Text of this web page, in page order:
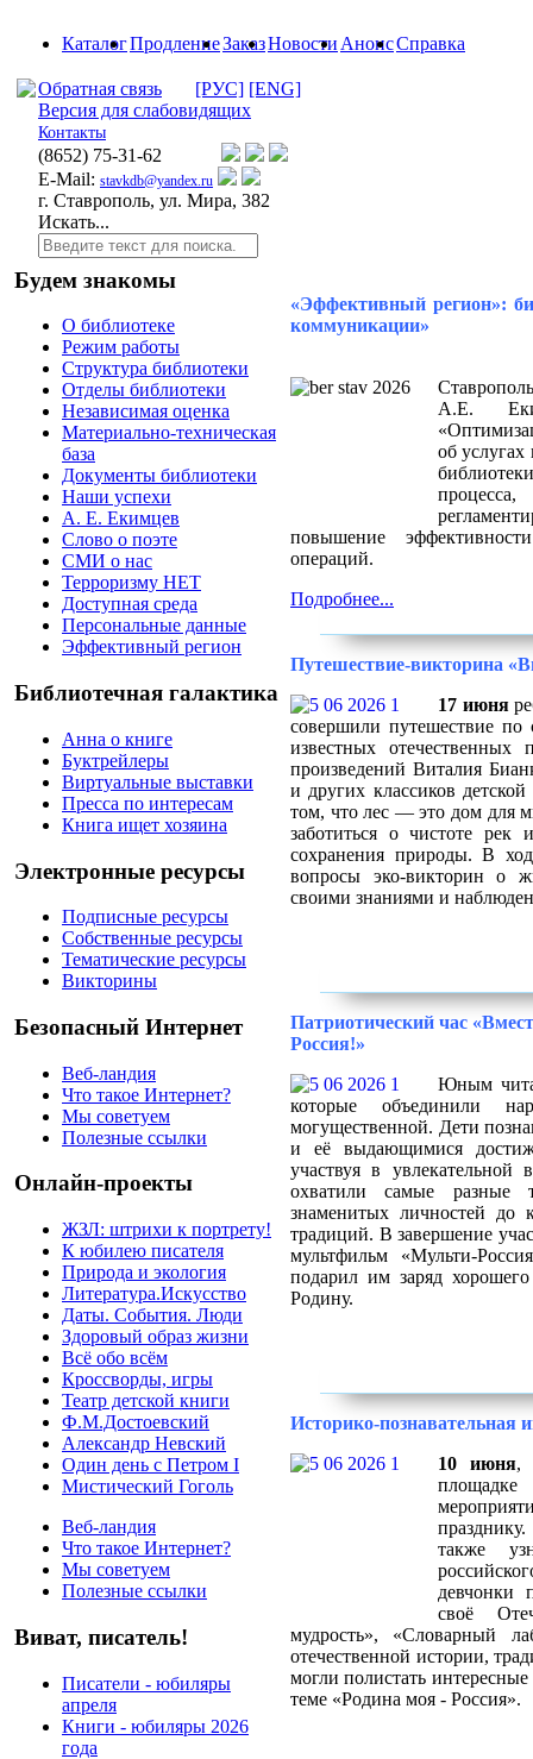
КаталогПродлениеЗаказНовости АнонсСправка
Обратная связь [РУС] [ENG]
Версия для слабовидящих
Контакты
(8652) 75-31-62
E-Mail: stavkdb@yandex.ru
г. Ставрополь, ул. Мира, 382
Искать...
Будем знакомы
О библиотеке
Режим работы
Структура библиотеки
Отделы библиотеки
Независимая оценка
Материально-техническая
база
Документы библиотеки
Наши успехи
А. Е. Екимцев
Слово о поэте
СМИ о нас
Терроризму НЕТ
Доступная среда
Персональные данные
Эффективный регион
Библиотечная галактика
Анна о книге
Буктрейлеры
Виртуальные выставки
Пресса по интересам
Книга ищет хозяина
Электронные ресурсы
Подписные ресурсы
Собственные ресурсы
Тематические ресурсы
Викторины
Безопасный Интернет
Веб-ландия
Что такое Интернет?
Мы советуем
Полезные ссылки
Онлайн-проекты
ЖЗЛ: штрихи к портрету!
К юбилею писателя
Природа и экология
Литература.Искусство
Даты. События. Люди
Здоровый образ жизни
Всё обо всём
Кроссворды, игры
Театр детской книги
Ф.М.Достоевский
Александр Невский
Один день с Петром I
Мистический Гоголь
Веб-ландия
Что такое Интернет?
Мы советуем
Полезные ссылки
Виват, писатель!
Писатели - юбиляры
апреля
Книги - юбиляры 2026
года
«Эффективный регион»:
коммуникации»
А.Е.
об
повышение
операций.
Подробнее...
Путешествие-викторина
17 июня
совершили путешествие
известных отечественных
произведений Виталия
и других классиков
том, что лес — это дом для
заботиться о чистоте
сохранения природы. В
вопросы эко-викторин о
своими знаниями и
Патриотический час
Россия!»
Юным
которые объединили
могущественной. Дети
и её выдающимися
участвуя в
охватили самые разные
знаменитых личностей до
традиций. В завершение
мультфильм «Мульти-
подарил им заряд
Родину.
Историко-познавательная
10 июня,
также
девчонки
своё
мудрость», «Словарный
отечественной истории,
могли полистать
теме «Родина моя - Россия».